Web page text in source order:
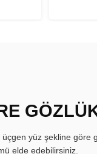
yüz şekline göre
elde edebilirsiniz.